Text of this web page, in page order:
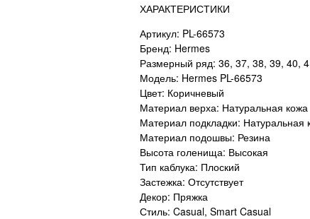
ХАРАКТЕРИСТИКИ
Артикул: PL-66573
Бренд: Hermes
Размерный ряд: 36, 37, 38, 39, 40,
Модель: Hermes PL-66573
Цвет: Коричневый
Материал верха: Натуральная кожа
Материал подкладки: Натуральная
Материал подошвы: Резина
Высота голенища: Высокая
Тип каблука: Плоский
Застежка: Отсутствует
Декор: Пряжка
Стиль: Casual, Smart Casual